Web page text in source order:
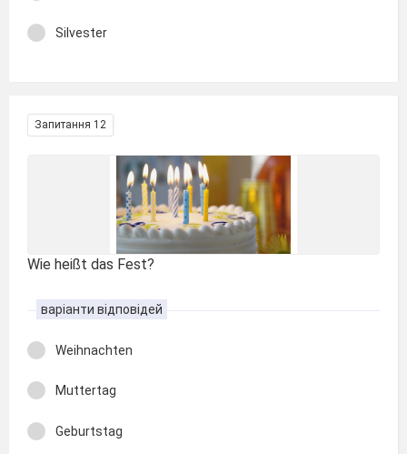
Silvester
Запитання 12
Wie heißt das Fest?
варіанти відповідей
Weihnachten
Muttertag
Geburtstag